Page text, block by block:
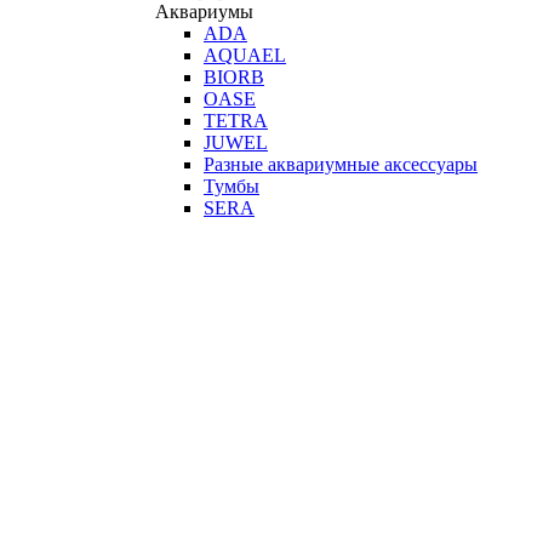
Аквариумы
ADA
AQUAEL
BIORB
OASE
TETRA
JUWEL
Разные аквариумные аксессуары
Тумбы
SERA